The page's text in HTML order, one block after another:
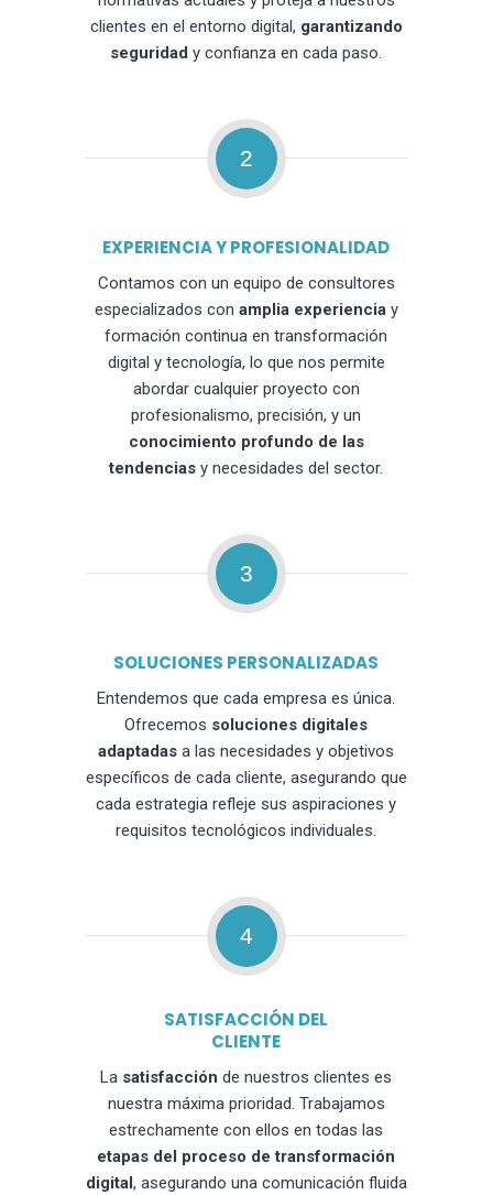
clientes en el entorno digital, garantizando
seguridad y confianza en cada paso.
2
EXPERIENCIA Y PROFESIONALIDAD
Contamos con un equipo de consultores
especializados con amplia experienciay
formación continua en transformación
digital y tecnología, lo que nos permite
abordar cualquier proyecto con
profesionalismo, precisión, y un
conocimiento profundo de las
tendencias y necesidades del sector.
3
SOLUCIONES PERSONALIZADAS
Entendemos que cada empresa es única.
Ofrecemos soluciones digitales
adaptadas a las necesidades y objetivos
específicos de cada cliente, asegurando que
cada estrategia refleje sus aspiraciones y
requisitos tecnológicos individuales.
4
SATISFACCIÓN DEL
CLIENTE
La satisfacción de nuestros clientes es
nuestra máxima prioridad. Trabajamos
estrechamente con ellos en todas las
etapas del proceso de transformación
digital, asegurando una comunicación fluida